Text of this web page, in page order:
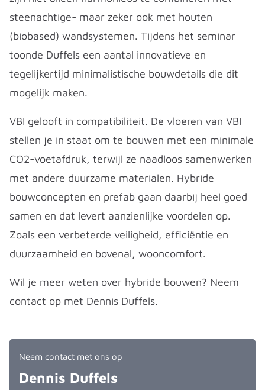
steenachtige- maar zeker ook met houten
(biobased) wandsystemen. Tijdens het seminar
toonde Duffels een aantal innovatieve en
tegelijkertijd minimalistische bouwdetails die dit
mogelijk maken.
VBI gelooft in compatibiliteit. De vloeren van VBI
stellen je in staat om te bouwen met een minimale
CO2-voetafdruk, terwijl ze naadloos samenwerken
met andere duurzame materialen. Hybride
bouwconcepten en prefab gaan daarbij heel goed
samen en dat levert aanzienlijke voordelen op.
Zoals een verbeterde veiligheid, efficiëntie en
duurzaamheid en bovenal, wooncomfort.
Wil je meer weten over hybride bouwen? Neem
contact op met Dennis Duffels.
Neem contact met ons op
Dennis Duffels